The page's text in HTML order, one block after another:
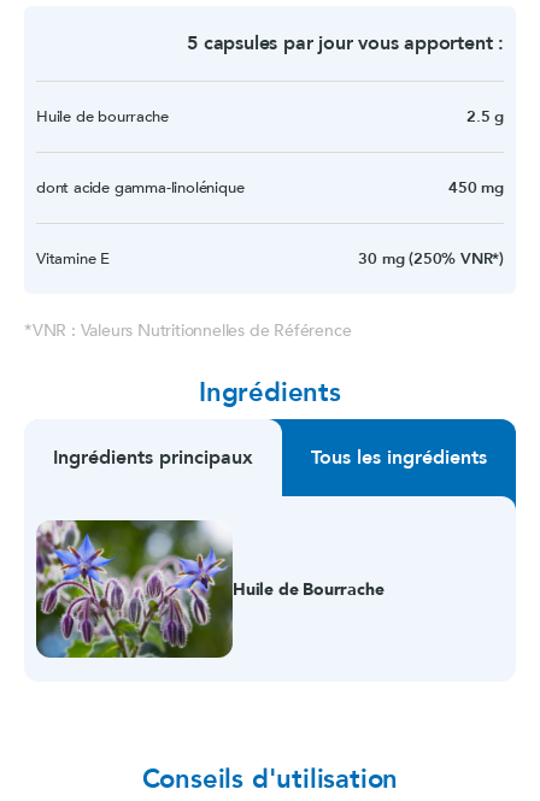
5 capsules par jour vous apportent :
Huile de bourrache 2.5 g
dont acide gamma-linolénique 450 mg
Vitamine E 30 mg (250% VNR*)
*VNR : Valeurs Nutritionnelles de Référence
Ingrédients
Ingrédients principaux Tous les ingrédients
Huile de Bourrache
Conseils d'utilisation